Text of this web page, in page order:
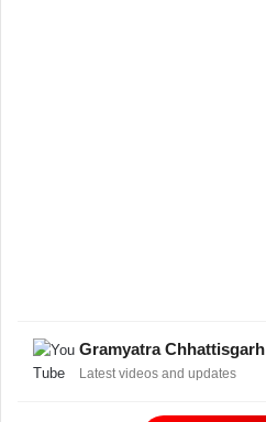
Gramyatra Chhattisgarh
Latest videos and updates